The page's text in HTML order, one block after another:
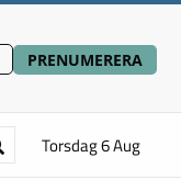
PRENUMERERA
Torsdag 6 Aug